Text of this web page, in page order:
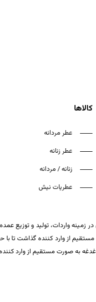
کالاها
عطر مردانه
عطر زنانه
زنانه / مردانه
عطریات نیش
واردات، تولید و توزیع
از وارد کننده گذاشت تا با
به صورت مستقیم از وارد کننده